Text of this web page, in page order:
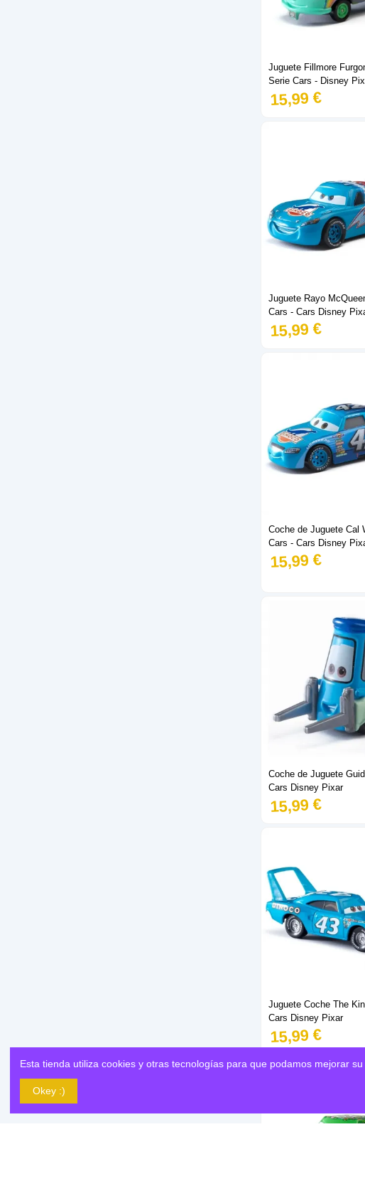
Juguete Fillmore
Serie Cars - Disney
15,99 €
Juguete Rayo
Cars - Cars Disney
15,99 €
Coche de Juguete Cal
Cars - Cars Disney
15,99 €
Coche de Juguete
Cars Disney Pixar
15,99 €
Juguete Coche The
Cars Disney Pixar
15,99 €
Esta tienda utiliza cookies y otras tecnologías para que podamos mejorar
Okey :)